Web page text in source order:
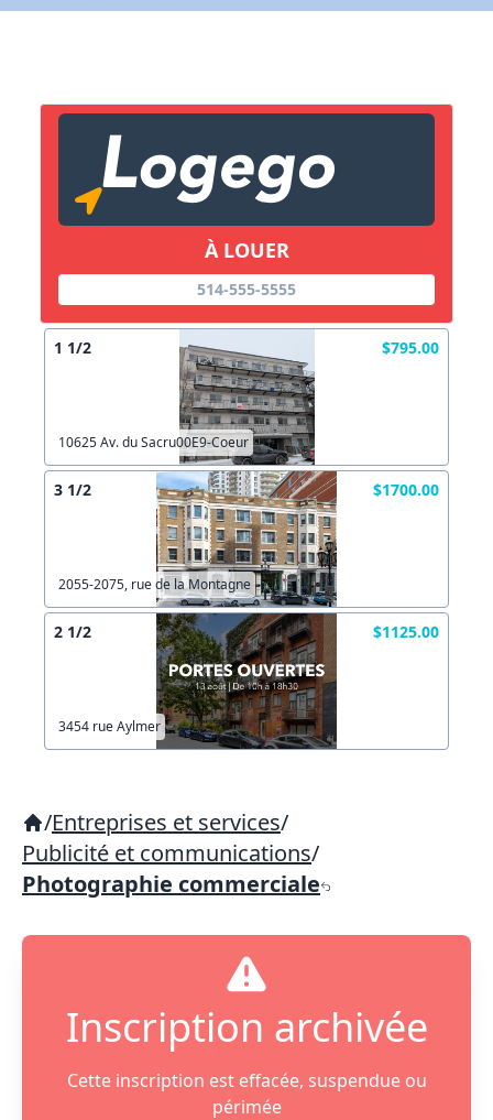
À LOUER
514-555-5555
1 1/2 $795.00
10625 Av. du Sacru00E9-Coeur
3 1/2 $1700.00
2055-2075, rue de la Montagne
2 1/2 $1125.00
3454 rue Aylmer
/Entreprises et services/
Publicité et communications/
Photographie commerciale
Inscription archivée
Cette inscription est effacée, suspendue ou
périmée
X Fermer
Lien vers inscription (sera inclus dans courriel)
Copier lien
X Fermer